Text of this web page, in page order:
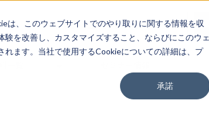
は、このウェブサイトでのやり取りに関する情報を収
を改善し、カスタマイズすること、ならびにこのウェ
ます。当社で使用するCookieについての詳細は、プ
承諾
03-3267-0270 EN